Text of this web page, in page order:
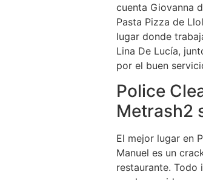
cuenta Giovanna
Pasta Pizza de
lugar donde
Lina De Lucía,
por el buen
Police
Metrash2
El mejor lugar en
Manuel es un
restaurante. Todo